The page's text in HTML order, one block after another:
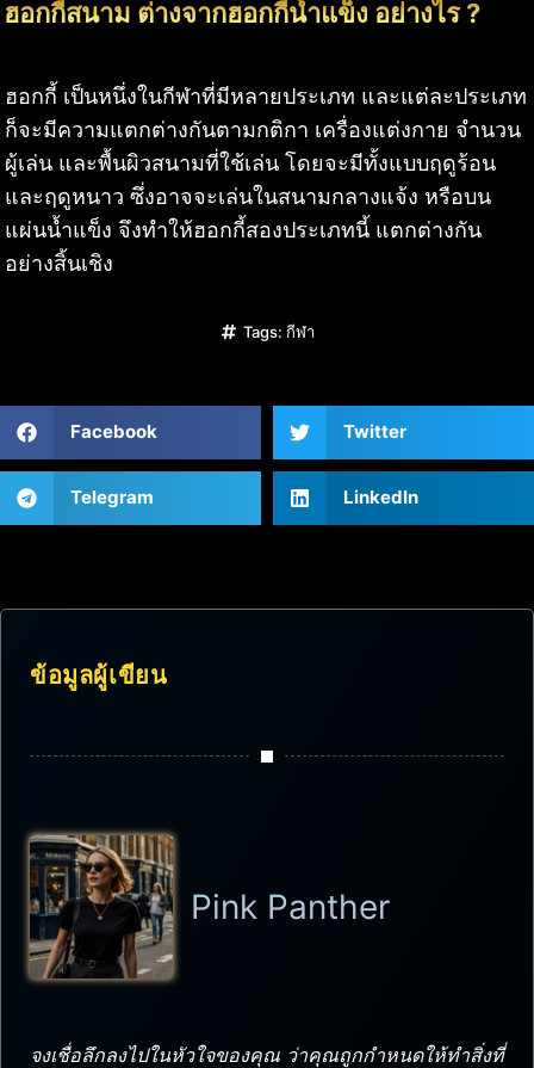
ฮอกกี้สนาม ต่างจากฮอกกี้น้ำแข็ง อย่างไร ?
ฮอกกี้ เป็นหนึ่งในกีฬาที่มีหลายประเภท และแต่ละประเภท
ก็จะมีความแตกต่างกันตามกติกา เครื่องแต่งกาย จำนวน
ผู้เล่น และพื้นผิวสนามที่ใช้เล่น โดยจะมีทั้งแบบฤดูร้อน
และฤดูหนาว ซึ่งอาจจะเล่นในสนามกลางแจ้ง หรือบน
แผ่นน้ำแข็ง จึงทำให้ฮอกกี้สองประเภทนี้ แตกต่างกัน
อย่างสิ้นเชิง
Tags: กีฬา
Facebook Twitter
Telegram LinkedIn
ข้อมูลผู้เขียน
Pink Panther
จงเชื่อลึกลงไปในหัวใจของคุณ ว่าคุณถูกกำหนดให้ทำสิ่งที่